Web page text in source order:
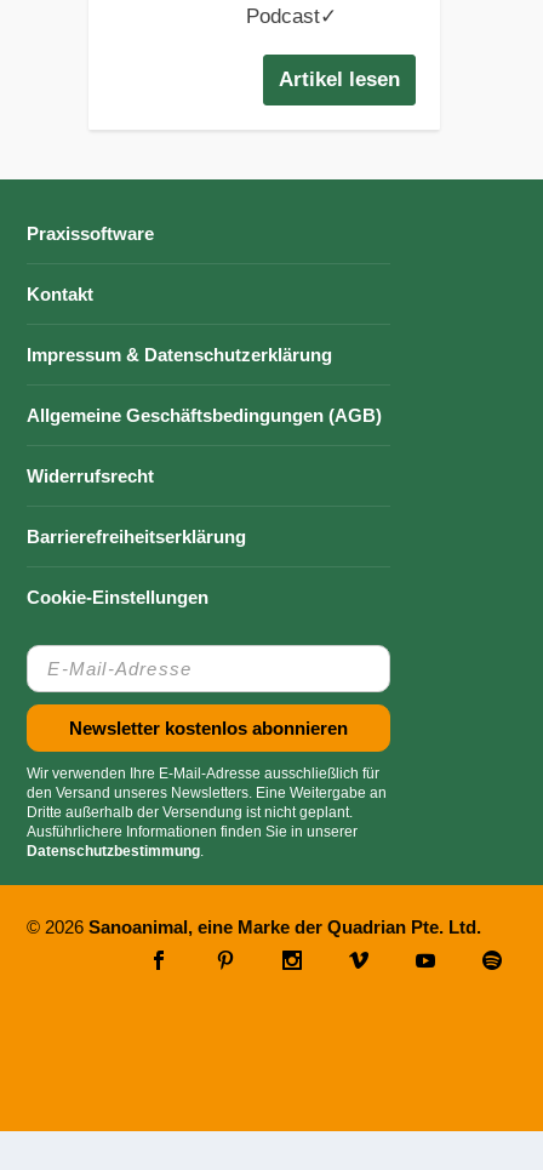
Podcast✓
Artikel lesen
Praxissoftware
Kontakt
Impressum & Datenschutzerklärung
Allgemeine Geschäftsbedingungen (AGB)
Widerrufsrecht
Barrierefreiheitserklärung
Cookie-Einstellungen
Wir verwenden Ihre E-Mail-Adresse ausschließlich für
den Versand unseres Newsletters. Eine Weitergabe an
Dritte außerhalb der Versendung ist nicht geplant.
Ausführlichere Informationen finden Sie in unserer
Datenschutzbestimmung.
© 2026Sanoanimal, eine Marke der Quadrian Pte. Ltd.